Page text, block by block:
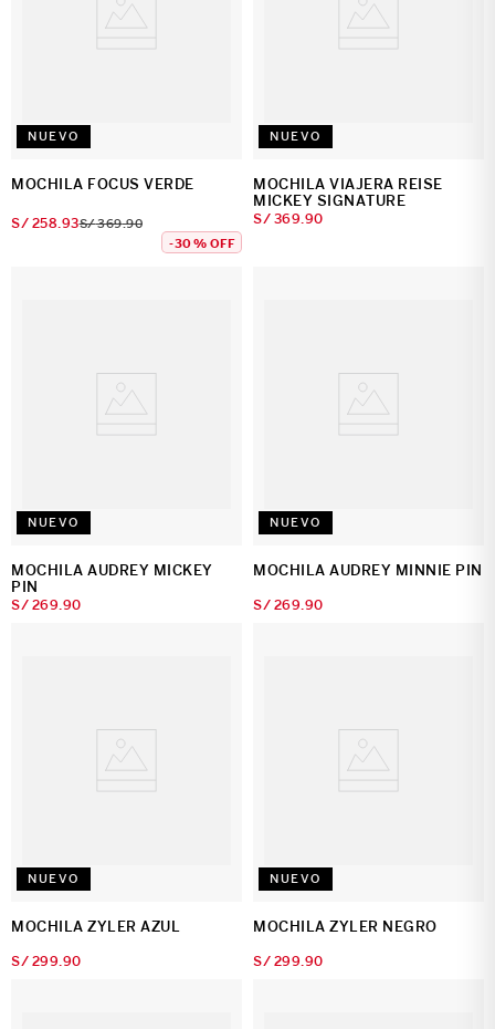
NUEVO
MOCHILA FOCUS VERDE
S/ 258.93S/369.90
-30 % OFF
NUEVO
MOCHILA VIAJERA REISE
MICKEY SIGNATURE
S/ 369.90
NUEVO
MOCHILA AUDREY MICKEY
PIN
S/ 269.90
NUEVO
MOCHILA AUDREY MINNIE PIN
S/ 269.90
NUEVO
MOCHILA ZYLER AZUL
S/ 299.90
NUEVO
MOCHILA ZYLER NEGRO
S/ 299.90